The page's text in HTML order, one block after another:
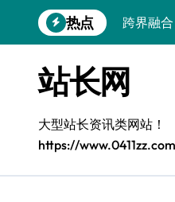
到
热点
跨界融
容器智能
模式革
跨界融合
Android
站长网
大型站长资讯类网站！
https://www.0411zz.com